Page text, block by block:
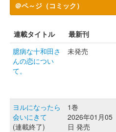
＠ペ～ジ（コミック）
連載タイトル 最新刊
臆病な十和田さ
んの恋につい
て。
未発売
ヨルになったら
会いにきて
(連載終了)
1巻
2026年01月05
日 発売